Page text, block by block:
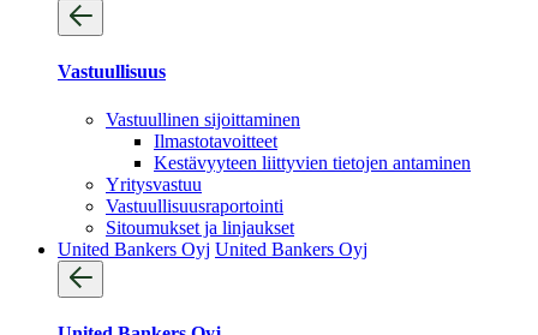
Vastuullisuus
Vastuullinen sijoittaminen
Ilmastotavoitteet
Kestävyyteen liittyvien tietojen antaminen
Yritysvastuu
Vastuullisuus­raportointi
Sitoumukset ja linjaukset
United Bankers Oyj United Bankers Oyj